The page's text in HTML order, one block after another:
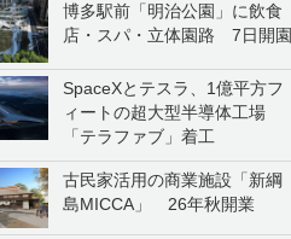
博多駅前「明治公園」に飲食
店・スパ・立体園路 7日開園
SpaceXとテスラ、1億平方フ
ィートの超大型半導体工場
「テラファブ」着工
古民家活用の商業施設「新綱
島MICCA」 26年秋開業